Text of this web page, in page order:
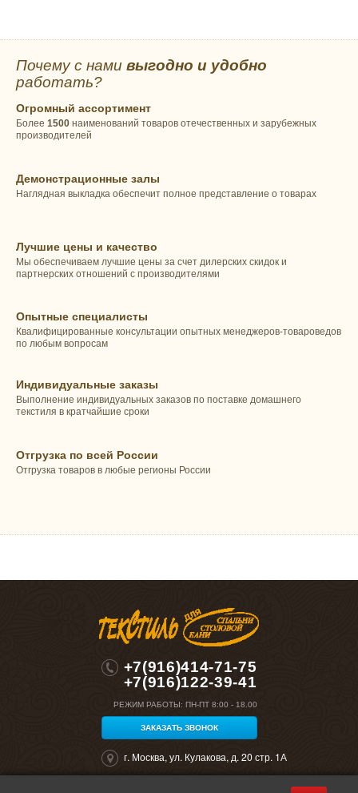
Почему с нами выгодно и удобно
работать?
Огромный ассортимент
Более 1500 наименований товаров отечественных и зарубежных
производителей
Демонстрационные залы
Наглядная выкладка обеспечит полное представление о товарах
Лучшие цены и качество
Мы обеспечиваем лучшие цены за счет дилерских скидок и
партнерских отношений с производителями
Опытные специалисты
Квалифицированные консультации опытных менеджеров-товароведов
по любым вопросам
Индивидуальные заказы
Выполнение индивидуальных заказов по поставке домашнего
текстиля в кратчайшие сроки
Отгрузка по всей России
Отгрузка товаров в любые регионы России
+7(916)414-71-75
+7(916)122-39-41
РЕЖИМ РАБОТЫ: ПН-ПТ 8:00 - 18.00
ЗАКАЗАТЬ ЗВОНОК
г. Москва, ул. Кулакова, д. 20 стр. 1А